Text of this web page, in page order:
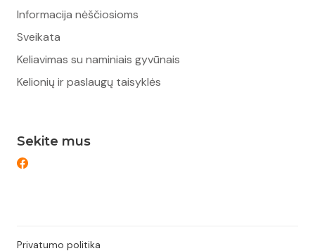
Sekite mus
Informacija nėščiosioms
Sveikata
Keliavimas su naminiais gyvūnais
Kelionių ir paslaugų taisyklės
Privatumo politika